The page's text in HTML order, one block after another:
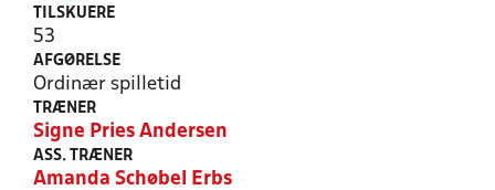
TILSKUERE
53
AFGØRELSE
Ordinær spilletid
TRÆNER
Signe Pries Andersen
ASS. TRÆNER
Amanda Schøbel Erbs